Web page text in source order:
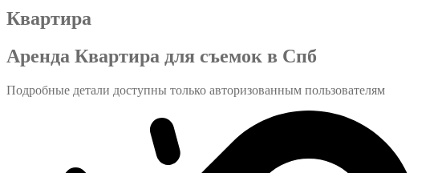
Квартира
Аренда Квартира для съемок в Спб
Подробные детали доступны только авторизованным пользователям